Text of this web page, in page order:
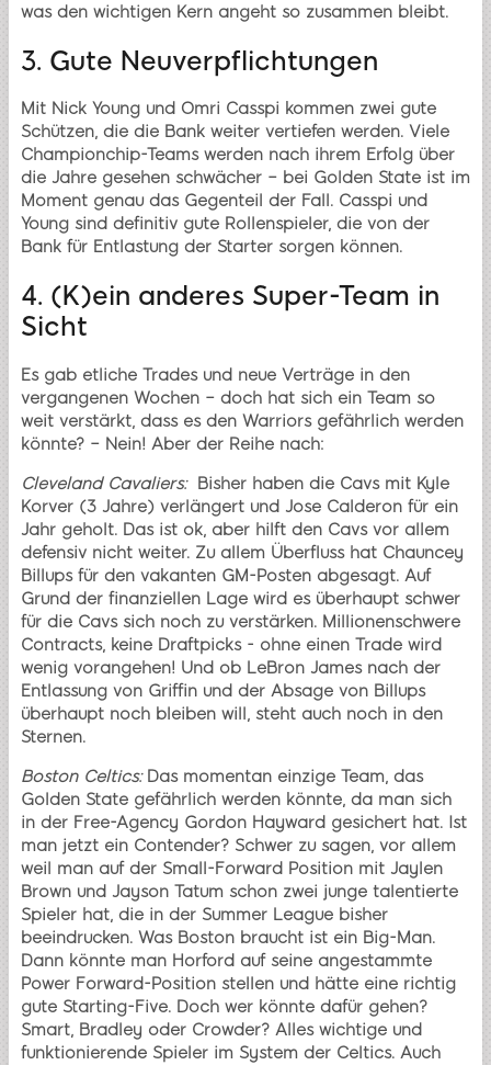
was den wichtigen Kern angeht so zusammen bleibt.
3. Gute Neuverpflichtungen
Mit Nick Young und Omri Casspi kommen zwei gute
Schützen, die die Bank weiter vertiefen werden. Viele
Championchip-Teams werden nach ihrem Erfolg über
die Jahre gesehen schwächer – bei Golden State ist im
Moment genau das Gegenteil der Fall. Casspi und
Young sind definitiv gute Rollenspieler, die von der
Bank für Entlastung der Starter sorgen können.
4. (K)ein anderes Super-Team in
Sicht
Es gab etliche Trades und neue Verträge in den
vergangenen Wochen – doch hat sich ein Team so
weit verstärkt, dass es den Warriors gefährlich werden
könnte? – Nein! Aber der Reihe nach:
Cleveland Cavaliers:Bisher haben die Cavs mit Kyle
Korver (3 Jahre) verlängert und Jose Calderon für ein
Jahr geholt. Das ist ok, aber hilft den Cavs vor allem
defensiv nicht weiter. Zu allem Überfluss hat Chauncey
Billups für den vakanten GM-Posten abgesagt. Auf
Grund der finanziellen Lage wird es überhaupt schwer
für die Cavs sich noch zu verstärken. Millionenschwere
Contracts, keine Draftpicks - ohne einen Trade wird
wenig vorangehen! Und ob LeBron James nach der
Entlassung von Griffin und der Absage von Billups
überhaupt noch bleiben will, steht auch noch in den
Sternen.
Boston Celtics: Das momentan einzige Team, das
Golden State gefährlich werden könnte, da man sich
in der Free-Agency Gordon Hayward gesichert hat. Ist
man jetzt ein Contender? Schwer zu sagen, vor allem
weil man auf der Small-Forward Position mit Jaylen
Brown und Jayson Tatum schon zwei junge talentierte
Spieler hat, die in der Summer League bisher
beeindrucken. Was Boston braucht ist ein Big-Man.
Dann könnte man Horford auf seine angestammte
Power Forward-Position stellen und hätte eine richtig
gute Starting-Five. Doch wer könnte dafür gehen?
Smart, Bradley oder Crowder? Alles wichtige und
funktionierende Spieler im System der Celtics. Auch